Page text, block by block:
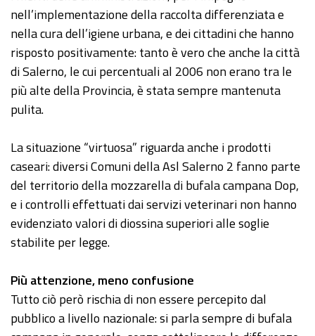
nell’implementazione della raccolta differenziata e
nella cura dell’igiene urbana, e dei cittadini che hanno
risposto positivamente: tanto è vero che anche la città
di Salerno, le cui percentuali al 2006 non erano tra le
più alte della Provincia, è stata sempre mantenuta
pulita.
La situazione “virtuosa” riguarda anche i prodotti
caseari: diversi Comuni della Asl Salerno 2 fanno parte
del territorio della mozzarella di bufala campana Dop,
e i controlli effettuati dai servizi veterinari non hanno
evidenziato valori di diossina superiori alle soglie
stabilite per legge.
Più attenzione, meno confusione
Tutto ciò però rischia di non essere percepito dal
pubblico a livello nazionale: si parla sempre di bufala